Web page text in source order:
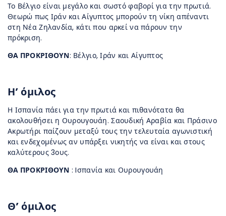
Το Βέλγιο είναι μεγάλο και σωστό φαβορί για την πρωτιά.
Θεωρώ πως Ιράν και Αίγυπτος μπορούν τη νίκη απέναντι
στη Νέα Ζηλανδία, κάτι που αρκεί να πάρουν την
πρόκριση.
ΘΑ ΠΡΟΚΡΙΘΟΥΝ: Βέλγιο, Ιράν και Αίγυπτος
Η’ όμιλος
Η Ισπανία πάει για την πρωτιά και πιθανότατα θα
ακολουθήσει η Ουρουγουάη. Σαουδική Αραβία και Πράσινο
Ακρωτήρι παίζουν μεταξύ τους την τελευταία αγωνιστική
και ενδεχομένως αν υπάρξει νικητής να είναι και στους
καλύτερους 3ους.
ΘΑ ΠΡΟΚΡΙΘΟΥΝ : Iσπανία και Ουρουγουάη
Θ’ όμιλος